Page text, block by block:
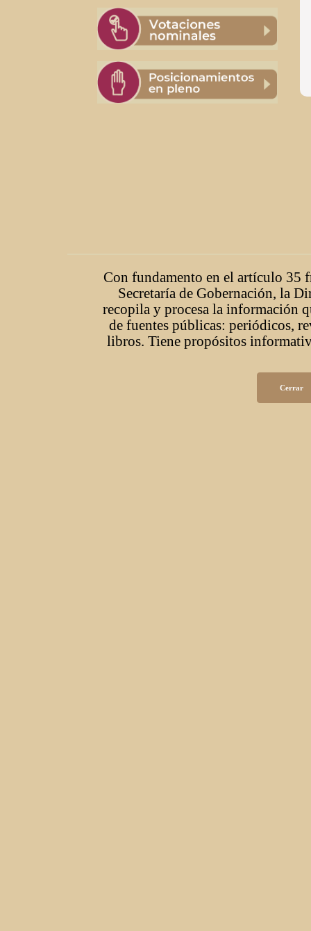
Con fundamento en el artículo 35
Secretaría de Gobernación, la
recopila y procesa la información
de fuentes públicas: periódicos,
libros. Tiene propósitos
Cerrar